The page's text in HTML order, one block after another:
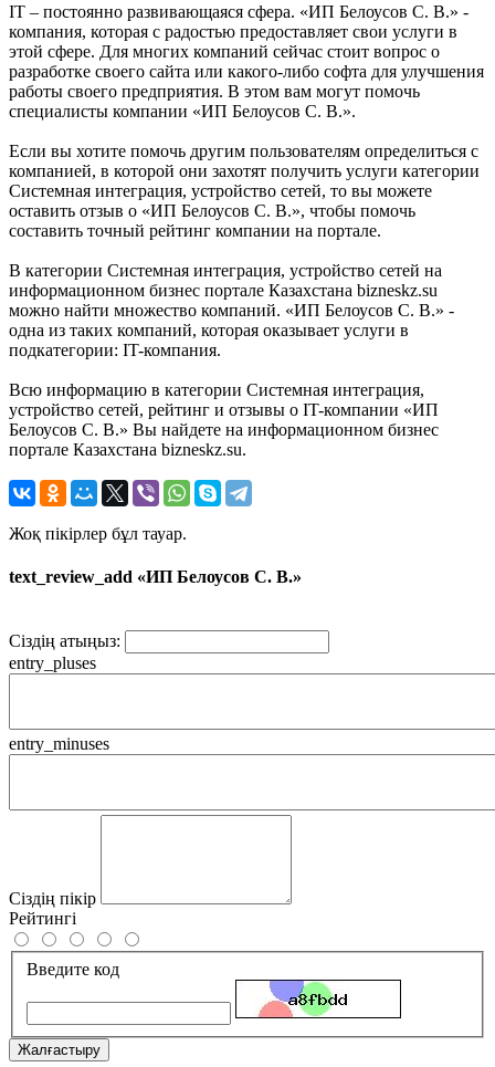
IT – постоянно развивающаяся сфера. «ИП Белоусов С. В.» -
компания, которая с радостью предоставляет свои услуги в
этой сфере. Для многих компаний сейчас стоит вопрос о
разработке своего сайта или какого-либо софта для улучшения
работы своего предприятия. В этом вам могут помочь
специалисты компании «ИП Белоусов С. В.».
Если вы хотите помочь другим пользователям определиться с
компанией, в которой они захотят получить услуги категории
Системная интеграция, устройство сетей, то вы можете
оставить отзыв о «ИП Белоусов С. В.», чтобы помочь
составить точный рейтинг компании на портале.
В категории Системная интеграция, устройство сетей на
информационном бизнес портале Казахстана bizneskz.su
можно найти множество компаний. «ИП Белоусов С. В.» -
одна из таких компаний, которая оказывает услуги в
подкатегории: IT-компания.
Всю информацию в категории Системная интеграция,
устройство сетей, рейтинг и отзывы о IT-компании «ИП
Белоусов С. В.» Вы найдете на информационном бизнес
портале Казахстана bizneskz.su.
Жоқ пікірлер бұл тауар.
text_review_add «ИП Белоусов С. В.»
Сіздің атыңыз:
entry_pluses
entry_minuses
Сіздің пікір
Рейтингі
Введите код
Жалғастыру